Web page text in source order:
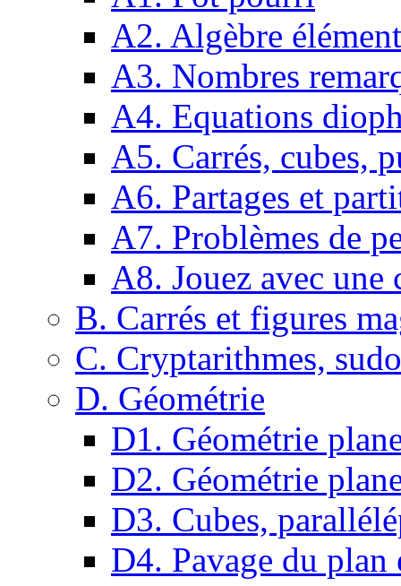
A2. Algèbre
A3. Nombres
A4. Equations
A5. Carrés, cubes,
A6. Partages et
A7. Problèmes de
A8. Jouez avec une
B. Carrés et figures
C. Cryptarithmes,
D. Géométrie
D1. Géométrie
D2. Géométrie
D3. Cubes,
D4. Pavage du plan